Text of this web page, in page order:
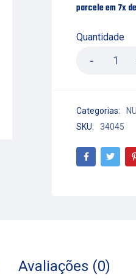
parcele em 7x de
Quantidade
Categorias:
SKU:
34045
Avaliações (0)